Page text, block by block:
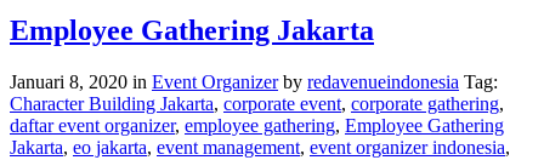
Employee Gathering Jakarta
Januari 8, 2020 in Event Organizer by redavenueindonesia Tag:
Character Building Jakarta, corporate event, corporate gathering,
daftar event organizer, employee gathering, Employee Gathering
Jakarta, eo jakarta, event management, event organizer indonesia,